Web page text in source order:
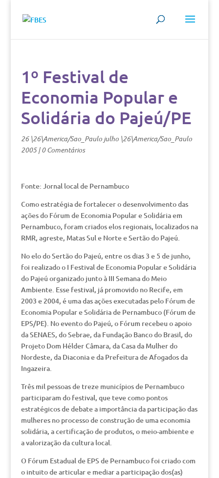
1º Festival de
Economia Popular e
Solidária do Pajeú/PE
26 \26\America/Sao_Paulo julho \26\America/Sao_Paulo
2005|0 Comentários
Fonte: Jornal local de Pernambuco
Como estratégia de fortalecer o desenvolvimento das
ações do Fórum de Economia Popular e Solidária em
Pernambuco, foram criados elos regionais, localizados na
RMR, agreste, Matas Sul e Norte e Sertão do Pajeú.
No elo do Sertão do Pajeú, entre os dias 3 e 5 de junho,
foi realizado o I Festival de Economia Popular e Solidária
do Pajeú organizado junto à III Semana do Meio
Ambiente. Esse festival, já promovido no Recife, em
2003 e 2004, é uma das ações executadas pelo Fórum de
Economia Popular e Solidária de Pernambuco (Fórum de
EPS/PE). No evento do Pajeú, o Fórum recebeu o apoio
da SENAES, do Sebrae, da Fundação Banco do Brasil, do
Projeto Dom Hélder Câmara, da Casa da Mulher do
Nordeste, da Diaconia e da Prefeitura de Afogados da
Ingazeira.
Três mil pessoas de treze municípios de Pernambuco
participaram do festival, que teve como pontos
estratégicos de debate a importância da participação das
mulheres no processo de construção de uma economia
solidária, a certificação de produtos, o meio-ambiente e
a valorização da cultura local.
O Fórum Estadual de EPS de Pernambuco foi criado com
o intuito de articular e mediar a participação dos(as)